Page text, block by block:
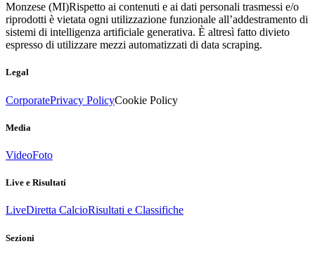
Monzese (MI)Rispetto ai contenuti e ai dati personali trasmessi e/o
riprodotti è vietata ogni utilizzazione funzionale all’addestramento di
sistemi di intelligenza artificiale generativa. È altresì fatto divieto
espresso di utilizzare mezzi automatizzati di data scraping.
Legal
CorporatePrivacy PolicyCookie Policy
Media
VideoFoto
Live e Risultati
LiveDiretta CalcioRisultati e Classifiche
Sezioni